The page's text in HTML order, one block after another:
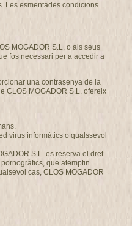
Les esmentades condicions
MOGADOR S.L. o als seus
fos necessari per a accedir a
una contrasenya de la
CLOS MOGADOR S.L. ofereix
virus informàtics o qualssevol
S.L. es reserva el dret
que atemptin
cas, CLOS MOGADOR